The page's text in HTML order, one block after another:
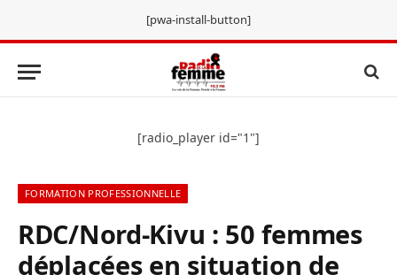
[pwa-install-button]
[radio_player id="1"]
FORMATION PROFESSIONNELLE
RDC/Nord-Kivu : 50 femmes
déplacées en situation de